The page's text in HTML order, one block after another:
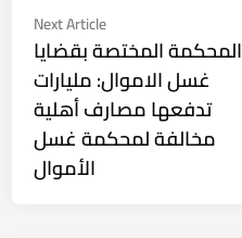
Next Article
Next
المحكمة المختصة بقضايا
غسل الاموال: مليارات
تدفعها مصارف أهلية
مخالفة لمحكمة غسل
الأموال